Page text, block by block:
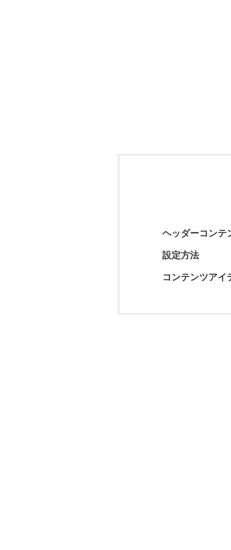
ヘッダーコンテ
設定方法
コンテンツアイ